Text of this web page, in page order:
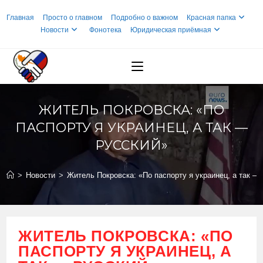
Главная Просто о главном Подробно о важном
Красная папка
Новости
Фонотека Юридическая приёмная
ЖИТЕЛЬ ПОКРОВСКА: «ПО
ПАСПОРТУ Я УКРАИНЕЦ, А ТАК —
РУССКИЙ»
> Новости > Житель Покровска: «По паспорту я украинец, а так —
ЖИТЕЛЬ ПОКРОВСКА: «ПО
ПАСПОРТУ Я УКРАИНЕЦ, А